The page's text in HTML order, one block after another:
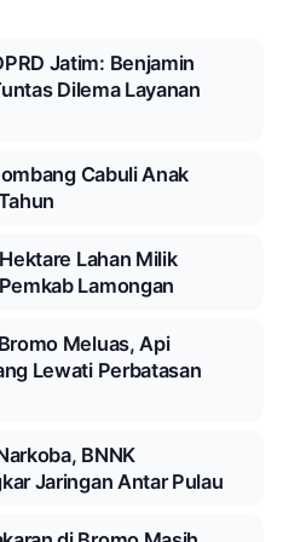
Jatim: Benjamin
Dilema Layanan
Cabuli Anak
Lahan Milik
Lamongan
Meluas, Api
Lewati Perbatasan
BNNK
Jaringan Antar Pulau